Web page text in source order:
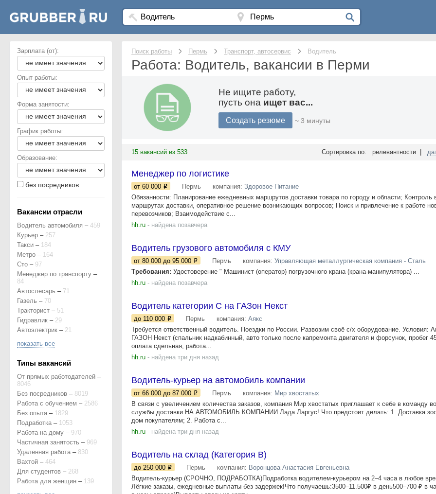
Поиск работы Пермь Транспорт, автосервис Водитель
Работа: Водитель, вакансии в Перми
Не ищите работу,
пусть она ищет вас...
Создать резюме ~ 3 минуты
15 вакансий из 533 Сортировка по: релевантности |
Менеджер по логистике
от 60 000 Пермь компания: Здоровое Питание
Обязанности: Планирование ежедневных маршрутов доставки товара по городу и области; Контроль
маршрутах доставки, оперативное решение возникающих вопросов; Поиск и привлечение к работе
перевозчиков; Взаимодействие с...
hh.ru - найдена позавчера
Водитель грузового автомобиля с КМУ
от 80 000 до 95 000 Пермь компания: Управляющая металлургическая компания - Сталь
Требования: Удостоверение " Машинист (оператор) погрузочного крана (крана-манипулятора) ...
hh.ru - найдена позавчера
Водитель категории С на ГАЗон Некст
до 110 000 Пермь компания: Аякс
Требуется ответственный водитель. Поездки по России. Развозим своё с/х оборудование. Условия:
ГАЗОН Некст (спальник надкабинный, авто только после капремонта двигателя и форсунок, пробег
оплата сдельная, работа...
hh.ru - найдена три дня назад
Водитель-курьер на автомобиль компании
от 66 000 до 87 000 Пермь компания: Мир хвостатых
В связи с увеличением количества заказов, компания Мир хвостатых приглашает к себе в команду
службы доставки НА АВТОМОБИЛЬ КОМПАНИИ Лада Ларгус! Что предстоит делать: 1. Доставка
дом покупателям; 2. Работа с...
hh.ru - найдена три дня назад
Водитель на склад (Категория В)
до 250 000 Пермь компания: Воронцова Анастасия Евгеньевна
Водитель-курьер (СРОЧНО, ПОДРАБОТКА)Подработка водителем-курьером на 2–4 часа в любое
Лёгкие заказы, ежедневные выплаты без задержек!Что получаешь:3500–11.500₽ в день500–700 ₽ в
Зарплата (от):
Опыт работы:
Форма занятости:
График работы:
Образование:
без посредников
Вакансии отрасли
Водитель автомобиля – 459
Курьер – 257
Такси – 184
Метро – 164
Сто – 97
Менеджер по транспорту –
84
Автослесарь – 71
Газель – 70
Тракторист – 51
Гидравлик – 29
Автоэлектрик – 21
показать все
Типы вакансий
От прямых работодателей –
8046
Без посредников – 8019
Работа с обучением – 2586
Без опыта – 1829
Подработка – 1053
Работа на дому – 970
Частичная занятость – 969
Удаленная работа – 830
Вахтой – 464
Для студентов – 268
Работа для женщин – 139